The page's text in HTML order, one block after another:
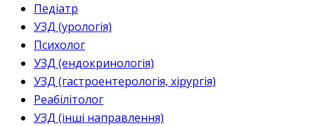
Педіатр
УЗД (урологія)
Психолог
УЗД (ендокринологія)
УЗД (гастроентерологія, хірургія)
Реабілітолог
УЗД (інші направлення)